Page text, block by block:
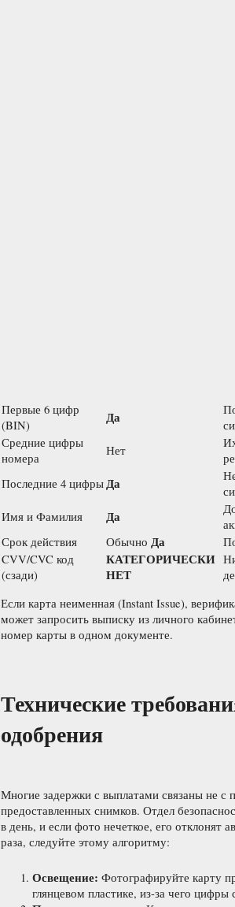
Первые 6 цифр
(BIN)
Да
Средние цифры
номера
Нет
Последние 4 цифрыДа
Имя и Фамилия
Да
Срок действия
Обычно Да
CVV/CVC код
(сзади)
КАТЕГОРИЧЕСКИ
НЕТ
Если карта неименная (Instant Issue),
может запросить выписку из личного
номер карты в одном документе.
Технические
одобрения
Многие задержки с выплатами связаны не с
предоставленных снимков. Отдел
в день, и если фото нечеткое, его отклонят
раза, следуйте этому алгоритму:
Освещение: Фотографируйте карту
глянцевом пластике, из-за чего